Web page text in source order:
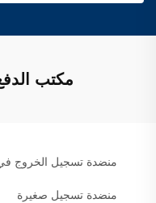
مكتب
منضدة تسجيل الخروج في
منضدة تسجيل صغيرة